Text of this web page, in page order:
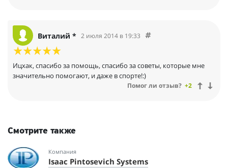
Виталий * 2 июля 2014 в 19:33
Ицхак, спасибо за помощь, спасибо за советы, которые мне
значительно помогают, и даже в спорте!:)
Помог ли отзыв? +2
Смотрите также
Компания
Isaac Pintosevich Systems